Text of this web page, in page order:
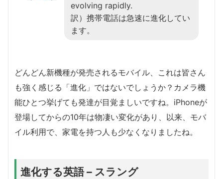
evolving rapidly.
訳）携帯電話は急速に進化してい
ます。
どんどん新機種が発売されるモバイル、これは皆さん
も強く感じる「進化」ではないでしょうか？カメラ機
能ひとつ挙げても発達が目覚ましいですね。iPhoneが
登場してからの10年は物凄い変化があり、以来、モバ
イル利用で、家電を持つ人も少なくなりましたね。
進化する英語 – スラング